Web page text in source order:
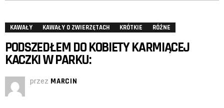
KAWAŁY KAWAŁY O ZWIERZĘTACH KRÓTKIE RÓŻNE
PODSZEDŁEM DO KOBIETY KARMIĄCEJ
KACZKI W PARKU:
przez MARCIN